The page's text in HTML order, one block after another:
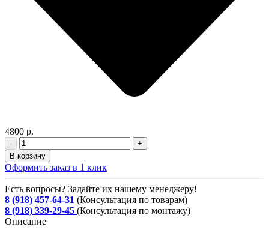
4800 р.
-
+
В корзину
Оформить заказ в 1 клик
Есть вопросы? Задайте их нашему менеджеру!
8 (918) 457-64-31 (Консультация по товарам)
8 (918) 339-29-45 (Консультация по монтажу)
Описание